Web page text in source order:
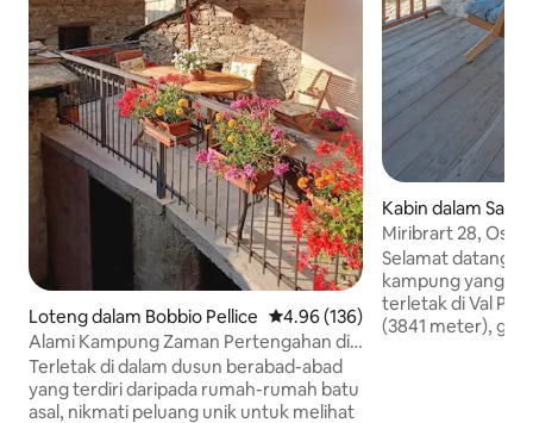
Loteng dalam Bobbio Pellice Penarafan purata 4.96 daripada
4.96 (136)
Alami Kampung Zaman Pertengahan di
Piedmont
Terletak di dalam dusun berabad-abad
yang terdiri daripada rumah-rumah batu
asal, nikmati peluang unik untuk melihat
Kabin dalam
Miribrart 28,
Selamat datang
kampung yang
terletak di Val Po
(3841 meter),